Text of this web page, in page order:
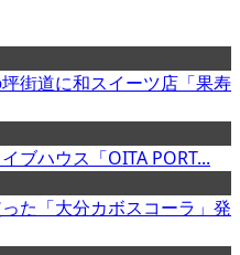
街道に和スイーツ店「果寿
ブハウス「OITA PORT...
た「大分カボスコーラ」発